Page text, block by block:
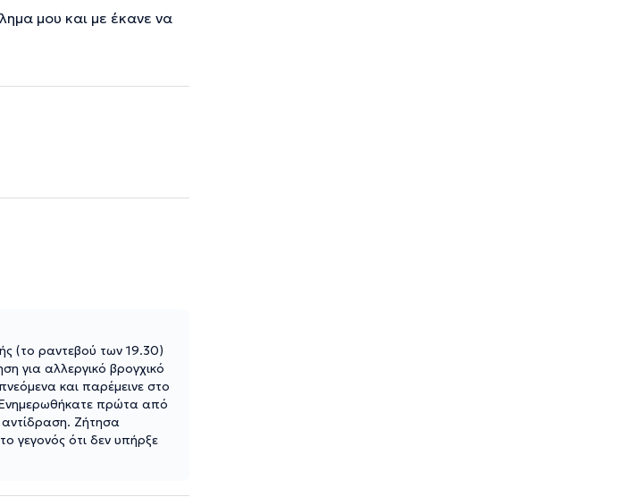
μου και με έκανε να
(το ραντεβού των 19.30)
για αλλεργικό βρογχικό
και παρέμεινε στο
Ενημερωθήκατε πρώτα από
αντίδραση. Ζήτησα
γεγονός ότι δεν υπήρξε